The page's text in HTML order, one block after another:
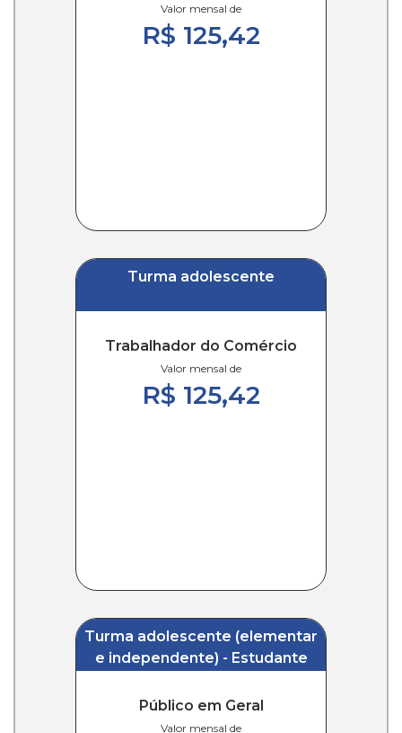
Valor mensal de
R$ 125,42
Turma adolescente
Trabalhador do Comércio
Valor mensal de
R$ 125,42
Turma adolescente (elementar
e independente) - Estudante
Público em Geral
Valor mensal de